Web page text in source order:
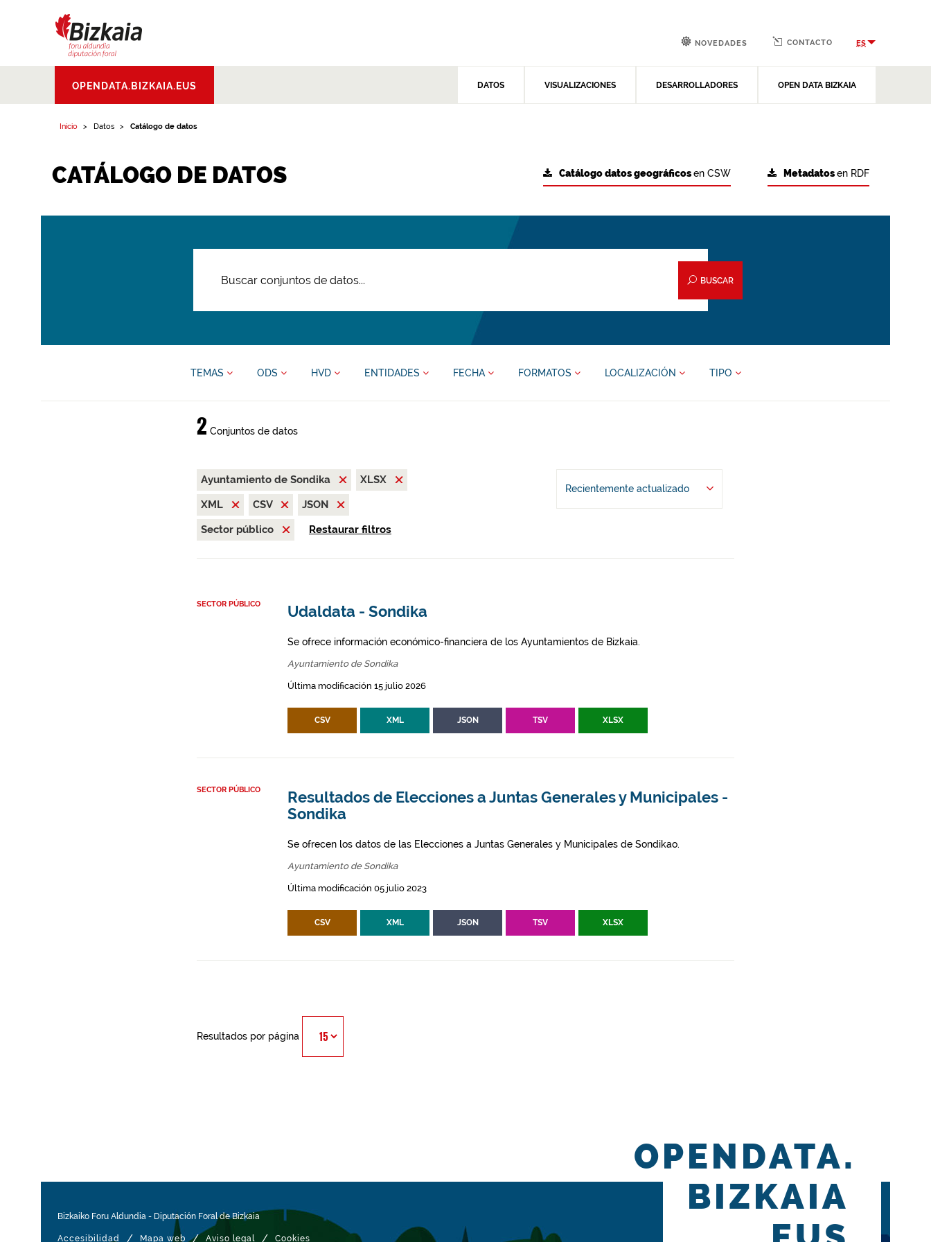
Aldundia.Diputacion
Foral de Bizkaia
OPENDATA.BIZKAIA.EUS DATOS VISUALIZACIONES DESARROLLADORES OPEN DATA BIZKAIA
NOVEDADES CONTACTO ES
Inicio Datos Catálogo de datos
CATÁLOGO DE DATOS Metadatosen RDF
Catálogo datos geográficosen CSW
BUSCAR
TEMAS ODS HVD ENTIDADES FECHA FORMATOS LOCALIZACIÓN TIPO
2 Conjuntos de datos
Ayuntamiento de Sondika
XLSX
XML
CSV
JSON
Sector público
Restaurar filtros
Recientemente actualizado
SECTOR PÚBLICO Udaldata - Sondika
Se ofrece información económico-financiera de los Ayuntamientos de Bizkaia.
Ayuntamiento de Sondika
Última modificación 15 julio 2026
CSV XML JSON TSV XLSX
SECTOR PÚBLICO
Resultados de Elecciones a Juntas Generales y Municipales -
Sondika
Se ofrecen los datos de las Elecciones a Juntas Generales y Municipales de Sondikao.
Ayuntamiento de Sondika
Última modificación 05 julio 2023
CSV XML JSON TSV XLSX
Resultados por página
Bizkaiko Foru Aldundia - Diputación Foral de Bizkaia
Accesibilidad / Mapa web / Aviso legal / Cookies
OPENDATA.
BIZKAIA